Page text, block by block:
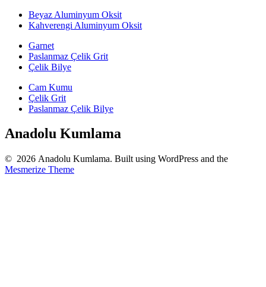
Beyaz Aluminyum Oksit
Kahverengi Aluminyum Oksit
Garnet
Paslanmaz Çelik Grit
Çelik Bilye
Cam Kumu
Çelik Grit
Paslanmaz Çelik Bilye
Anadolu Kumlama
© 2026 Anadolu Kumlama. Built using WordPress and the
Mesmerize Theme